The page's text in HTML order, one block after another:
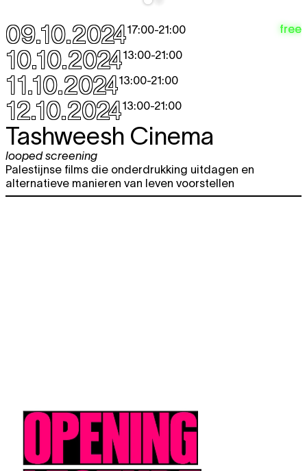
09.10.202417:00-21:00
10.10.202413:00-21:00
11.10.202413:00-21:00
12.10.202413:00-21:00
free
Tashweesh Cinema
looped screening
Palestijnse films die onderdrukking uitdagen en
alternatieve manieren van leven voorstellen